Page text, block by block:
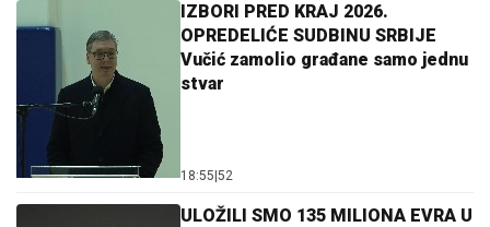
IZBORI PRED KRAJ 2026.
OPREDELIĆE SUDBINU SRBIJE
Vučić zamolio građane samo jednu
stvar
18:55 52
ULOŽILI SMO 135 MILIONA EVRA U